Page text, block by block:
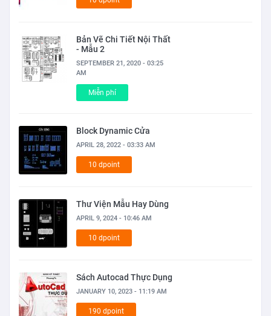
Bản Vẽ Chi Tiết Nội Thất
- Mẫu 2
SEPTEMBER 21, 2020 - 03:25
AM
Miễn phí
Block Dynamic Cửa
APRIL 28, 2022 - 03:33 AM
10 dpoint
Thư Viện Mẫu Hay Dùng
APRIL 9, 2024 - 10:46 AM
10 dpoint
Sách Autocad Thực Dụng
JANUARY 10, 2023 - 11:19 AM
190 dpoint